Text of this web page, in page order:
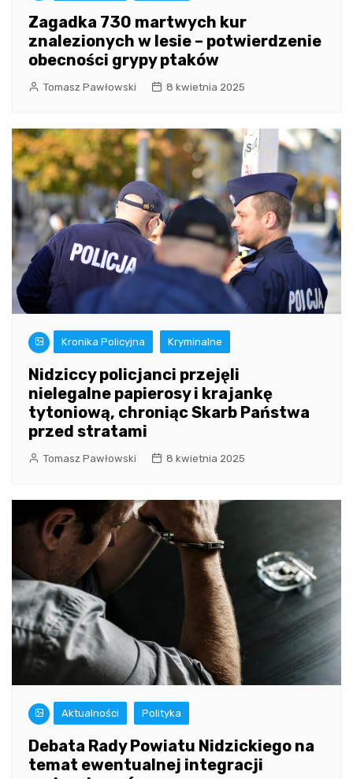
Zagadka 730 martwych kur
znalezionych w lesie – potwierdzenie
obecności grypy ptaków
Tomasz Pawłowski 8 kwietnia 2025
Kronika Policyjna Kryminalne
Nidziccy policjanci przejęli
nielegalne papierosy i krajankę
tytoniową, chroniąc Skarb Państwa
przed stratami
Tomasz Pawłowski 8 kwietnia 2025
Aktualności Polityka
Debata Rady Powiatu Nidzickiego na
temat ewentualnej integracji